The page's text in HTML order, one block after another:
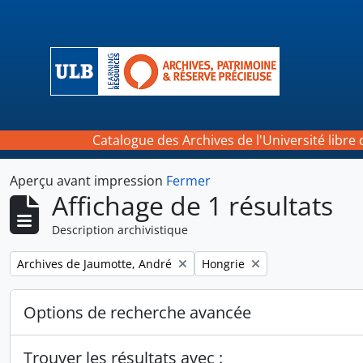
Catalogue des Archives de l'Université libre
Aperçu avant impression Fermer
Affichage de 1 résultats
Description archivistique
Remove filter:
Archives de Jaumotte, André Remove filter:
Hongrie
Options de recherche avancée
Trouver les résultats avec :